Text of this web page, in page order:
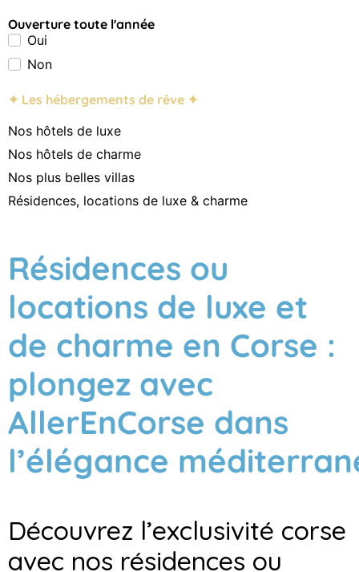
Ouverture toute l'année
Oui
Non
✦ Les hébergements de rêve ✦
Nos hôtels de luxe
Nos hôtels de charme
Nos plus belles villas
Résidences, locations de luxe & charme
Résidences ou
locations de luxe et
de charme en Corse :
plongez avec
AllerEnCorse dans
l’élégance
Découvrez l’exclusivité corse
avec nos résidences ou